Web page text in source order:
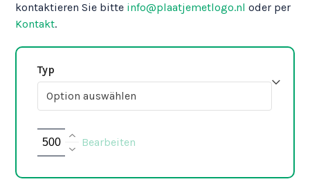
kontaktieren Sie bitte info@plaatjemetlogo.nl oder per
Kontakt.
Typ
Hettich
Sensys
Bearbeiten